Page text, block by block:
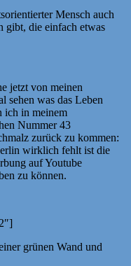
Mensch auch
gibt, die einfach etwas
jetzt von meinen
sehen was das Leben
ich in meinem
Nummer 43
zurück zu kommen:
wirklich fehlt ist die
auf Youtube
zu können.
grünen Wand und